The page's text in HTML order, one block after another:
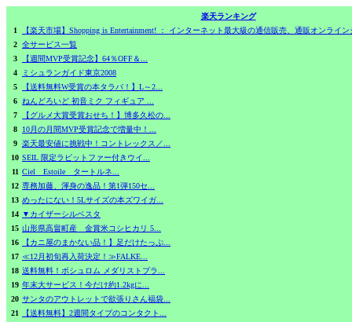
楽天ランキング
1
【楽天市場】Shopping is Entertainment! ： インターネット最大級の通信販売、通販オンライ
2 全サービス一覧
3
【週間MVP受賞記念】64％OFF＆...
4
ミシュランガイド東京2008
5
【送料無料W受賞の本タラバ！】L～2...
6 ねんどろいど 初音ミク フィギュア ...
7
【グルメ大賞受賞おせち！】博多久松の...
8
10月の月間MVP受賞記念で増量中！...
9 楽天最安値に挑戦中！コントレックス／...
10 SEIL 限定ラビットファー付きウイ...
11 Ciel Estoile タートルネ...
12 専務加藤、渾身の逸品！第1弾150セ...
13 めったにない！5Lサイズの本ズワイガ...
14 ▼カイザーシルベスタ
15 山形県高畠町産 金賞米コシヒカリ 5...
16
【カニ屋のまかない品！】足だけたっぷ...
17 ≪12月初旬再入荷決定！≫FALKE...
18 送料無料！ボシュロム メダリストプラ...
19 年末大サービス！今だけ約1.2kgに...
20 サンタのアウトレットで欲張りさん福袋...
21
【送料無料】2週間タイプのコンタクト...